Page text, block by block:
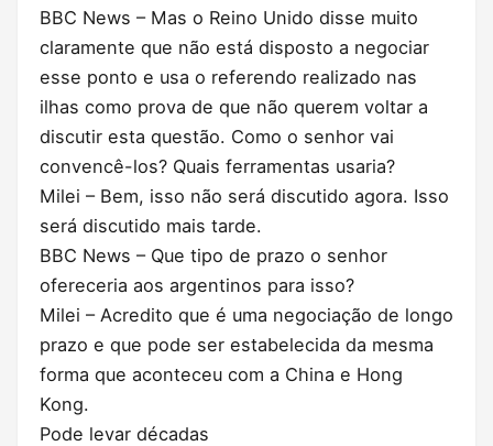
BBC News – Mas o Reino Unido disse muito
claramente que não está disposto a negociar
esse ponto e usa o referendo realizado nas
ilhas como prova de que não querem voltar a
discutir esta questão. Como o senhor vai
convencê-los? Quais ferramentas usaria?
Milei – Bem, isso não será discutido agora. Isso
será discutido mais tarde.
BBC News – Que tipo de prazo o senhor
ofereceria aos argentinos para isso?
Milei – Acredito que é uma negociação de longo
prazo e que pode ser estabelecida da mesma
forma que aconteceu com a China e Hong
Kong.
Pode levar décadas